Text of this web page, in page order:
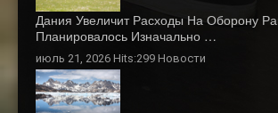
Дания Увеличит Расходы На Оборону
Планировалось Изначально …
июль 21, 2026 Hits:299 Новости